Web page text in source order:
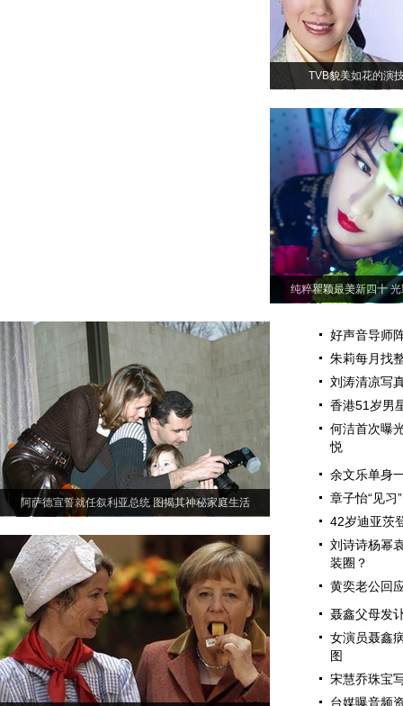
TVB貌美如花的演
纯粹瞿颖最美新四十
好声音导师
朱莉每月找
刘涛清凉写
香港51岁男
何洁首次曝
悦
余文乐单身
章子怡“见习
42岁迪亚茨
刘诗诗杨幂
装圈？
黄奕老公回
聂鑫父母发
女演员聂鑫
图
宋慧乔珠宝
台媒曝音频
阿萨德宣誓就任叙利亚总统 图揭其神秘家庭生活